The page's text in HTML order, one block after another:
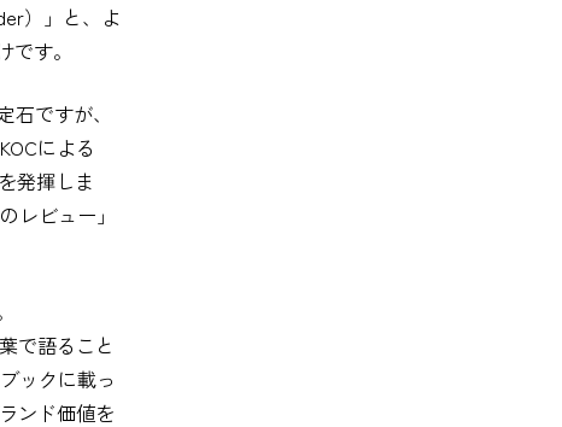
）」と、よ
す。
ですが、
による
発揮しま
レビュー」
で語ること
ックに載っ
ンド価値を